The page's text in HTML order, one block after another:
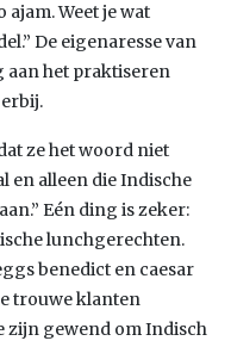
Weet je wat
De eigenaresse van
aan het praktiseren
ze het woord niet
en alleen die Indische
Eén ding is zeker:
lunchgerechten.
benedict en caesar
trouwe klanten
zijn gewend om Indisch